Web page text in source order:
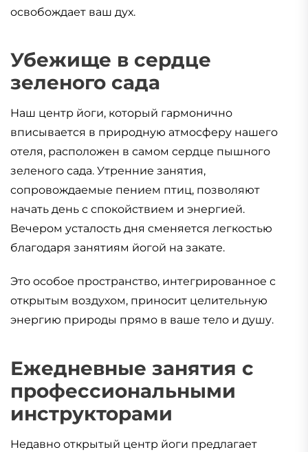
освобождает ваш дух.
Убежище в сердце
зеленого сада
Наш центр йоги, который гармонично
вписывается в природную атмосферу нашего
отеля, расположен в самом сердце пышного
зеленого сада. Утренние занятия,
сопровождаемые пением птиц, позволяют
начать день с спокойствием и энергией.
Вечером усталость дня сменяется легкостью
благодаря занятиям йогой на закате.
Это особое пространство, интегрированное с
открытым воздухом, приносит целительную
энергию природы прямо в ваше тело и душу.
Ежедневные занятия с
профессиональными
инструкторами
Недавно открытый центр йоги предлагает